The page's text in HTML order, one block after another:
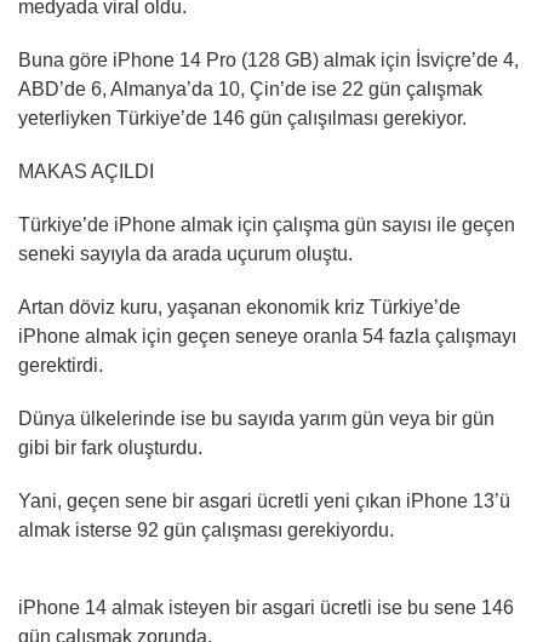
medyada viral oldu.
Buna göre iPhone 14 Pro (128 GB) almak için İsviçre’de 4,
ABD’de 6, Almanya’da 10, Çin’de ise 22 gün çalışmak
yeterliyken Türkiye’de 146 gün çalışılması gerekiyor.
MAKAS AÇILDI
Türkiye’de iPhone almak için çalışma gün sayısı ile geçen
seneki sayıyla da arada uçurum oluştu.
Artan döviz kuru, yaşanan ekonomik kriz Türkiye’de
iPhone almak için geçen seneye oranla 54 fazla çalışmayı
gerektirdi.
Dünya ülkelerinde ise bu sayıda yarım gün veya bir gün
gibi bir fark oluşturdu.
Yani, geçen sene bir asgari ücretli yeni çıkan iPhone 13’ü
almak isterse 92 gün çalışması gerekiyordu.
iPhone 14 almak isteyen bir asgari ücretli ise bu sene 146
gün çalışmak zorunda.